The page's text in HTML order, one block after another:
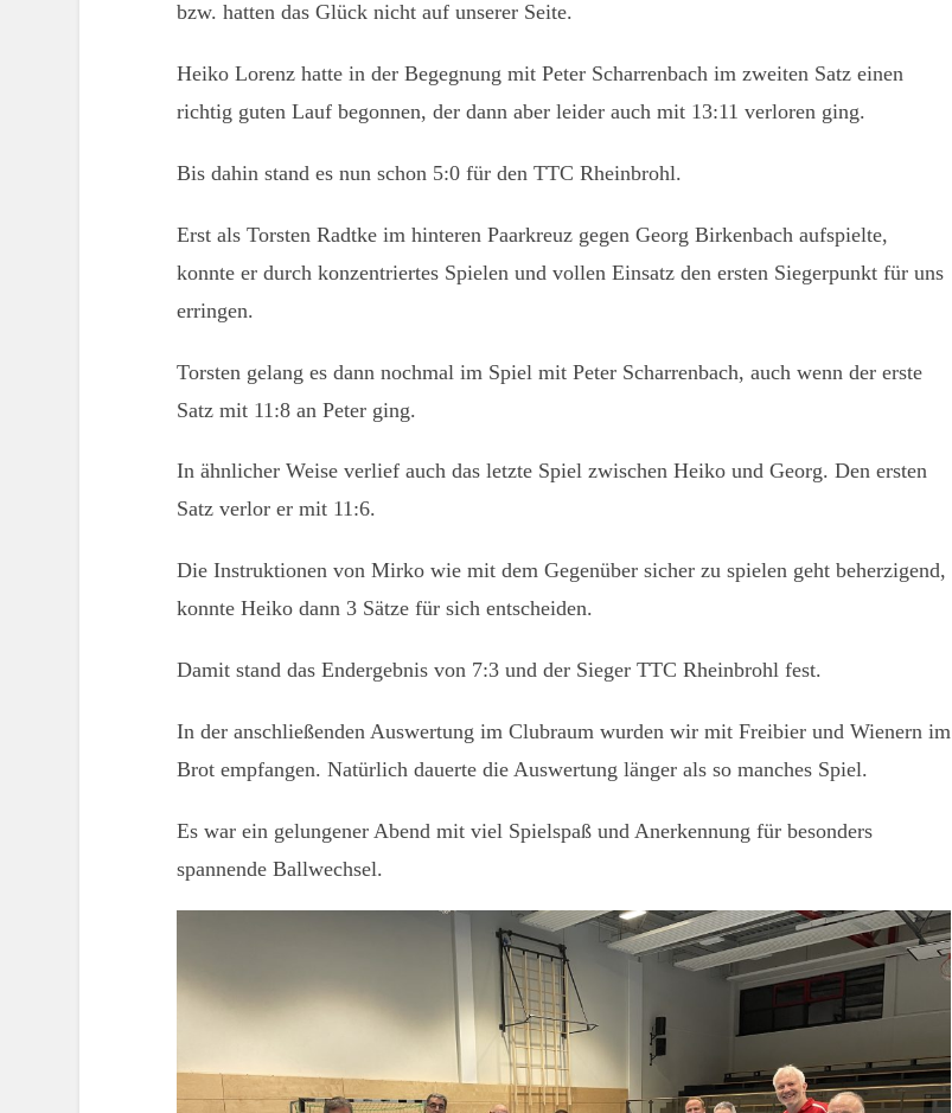
bzw. hatten das Glück nicht auf unserer Seite.
Heiko Lorenz hatte in der Begegnung mit Peter Scharrenbach im zweiten Satz einen
richtig guten Lauf begonnen, der dann aber leider auch mit 13:11 verloren ging.
Bis dahin stand es nun schon 5:0 für den TTC Rheinbrohl.
Erst als Torsten Radtke im hinteren Paarkreuz gegen Georg Birkenbach aufspielte,
konnte er durch konzentriertes Spielen und vollen Einsatz den ersten Siegerpunkt für uns
erringen.
Torsten gelang es dann nochmal im Spiel mit Peter Scharrenbach, auch wenn der erste
Satz mit 11:8 an Peter ging.
In ähnlicher Weise verlief auch das letzte Spiel zwischen Heiko und Georg. Den ersten
Satz verlor er mit 11:6.
Die Instruktionen von Mirko wie mit dem Gegenüber sicher zu spielen geht beherzigend,
konnte Heiko dann 3 Sätze für sich entscheiden.
Damit stand das Endergebnis von 7:3 und der Sieger TTC Rheinbrohl fest.
In der anschließenden Auswertung im Clubraum wurden wir mit Freibier und Wienern im
Brot empfangen. Natürlich dauerte die Auswertung länger als so manches Spiel.
Es war ein gelungener Abend mit viel Spielspaß und Anerkennung für besonders
spannende Ballwechsel.